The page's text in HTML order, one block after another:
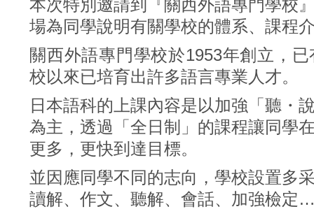
本次特別邀請到 『關西外語專門學校
場為同學說明有關學校的體系、課程
關西外語專門學校於1953年創立，
校以來已培育出許多語言專業人才。
日本語科的上課內容是以加強「聽・
為主，透過「全日制」的課程讓同學
更多，更快到達目標。
並因應同學不同的志向，學校設置多
讀解、作文、聽解、會話、加強檢定